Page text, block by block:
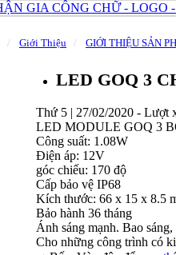
GIA CÔNG CHỮ - LOGO
Giới Thiệu GIỚI THIỆU SẢN
LED GOQ 3
Thứ 5 | 27/02/2020 - Lượt
LED MODULE GOQ 3
Công suất: 1.08W
Điện áp: 12V
góc chiếu: 170 độ
Cấp bảo vệ IP68
Kích thước: 66 x 15 x 8.5
Bảo hành 36 tháng
Ánh sáng mạnh. Bao
Cho những công trình có